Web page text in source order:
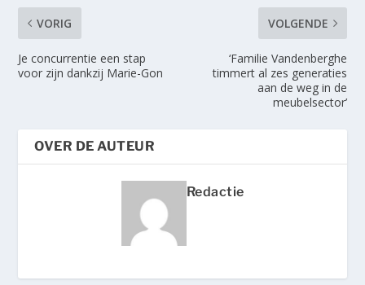
VORIG
Je concurrentie een stap
voor zijn dankzij Marie-Gon
VOLGENDE
‘Familie Vandenberghe
timmert al zes generaties
aan de weg in de
meubelsector’
OVER DE AUTEUR
Redactie